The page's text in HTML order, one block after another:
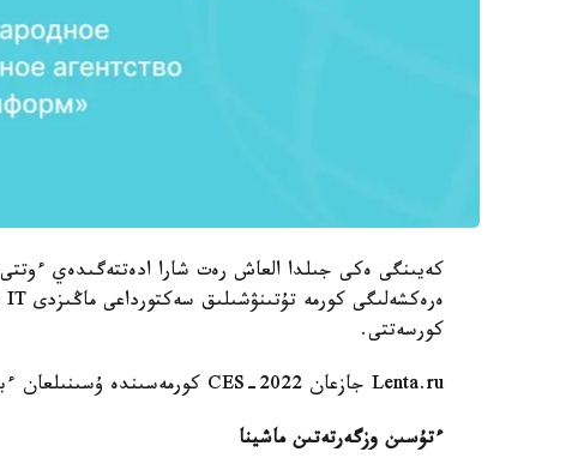
كورسەتتى.
Lenta.ru جازعان CES-2022 كورمەسىندە ۇسىنىلعان ءبىرتۇرلى ونەرتابىستاردى نازارىڭىزعا ۇسىنامىز.
ءتۇسىن وزگەرتەتىن ماشينا